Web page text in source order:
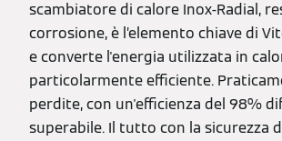
scambiatore di calore Inox-Radial,
corrosione, è l’elemento chiave di
e converte l'energia utilizzata in
particolarmente efficiente.
perdite, con un'efficienza del 98%
superabile. Il tutto con la sicurezza